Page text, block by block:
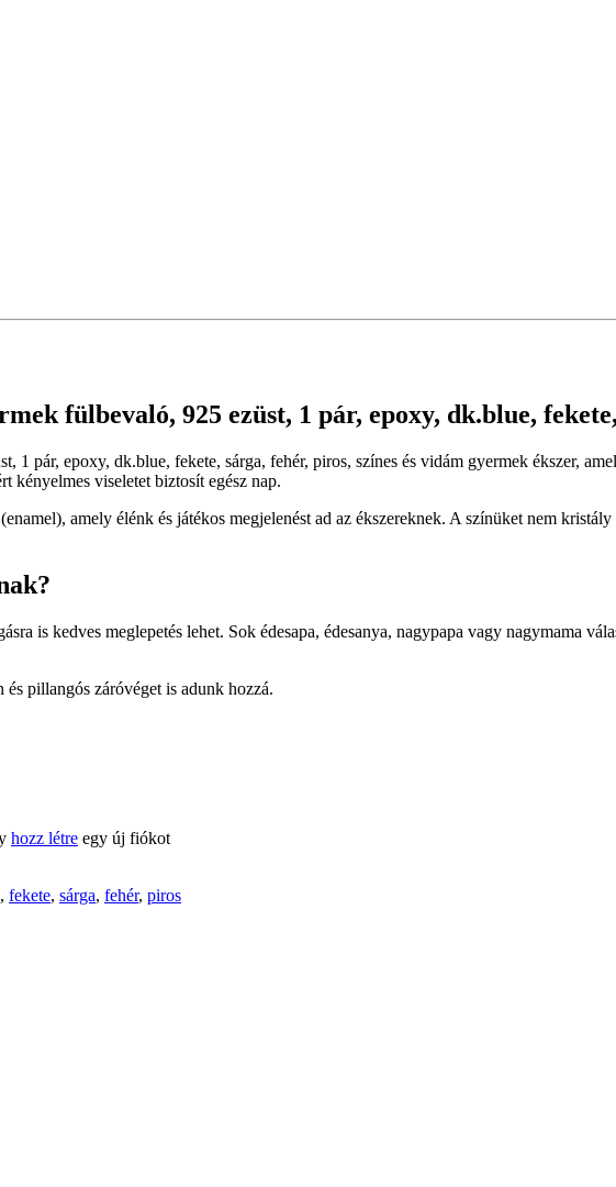
fülbevaló, 925 ezüst, 1 pár, epoxy, dk.blue,
1 pár, epoxy, dk.blue, fekete, sárga, fehér, piros, színes és vidám gyermek ékszer,
kényelmes viseletet biztosít egész nap.
amely élénk és játékos megjelenést ad az ékszereknek. A színüket nem
is kedves meglepetés lehet. Sok édesapa, édesanya, nagypapa vagy nagymama
pillangós záróvéget is adunk hozzá.
hozz létre egy új fiókot
, fekete, sárga, fehér, piros